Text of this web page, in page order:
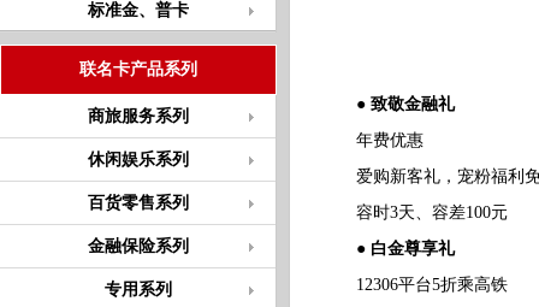
标准金、普卡
联名卡产品系列
商旅服务系列
休闲娱乐系列
百货零售系列
金融保险系列
专用系列
● 致敬金融礼
年费优惠
爱购新客礼，宠粉福利
容时3天、容差100元
● 白金尊享礼
12306平台5折乘高铁